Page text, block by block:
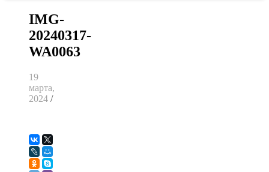
IMG-
20240317-
WA0063
19
марта,
2024 /